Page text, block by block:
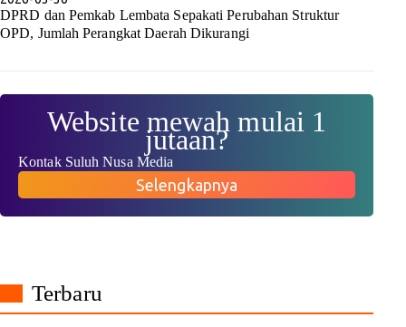
DPRD dan Pemkab Lembata Sepakati Perubahan Struktur
OPD, Jumlah Perangkat Daerah Dikurangi
Website mewah mulai 1
jutaan?
Kontak Suluh Nusa Media
Selengkapnya
Terbaru